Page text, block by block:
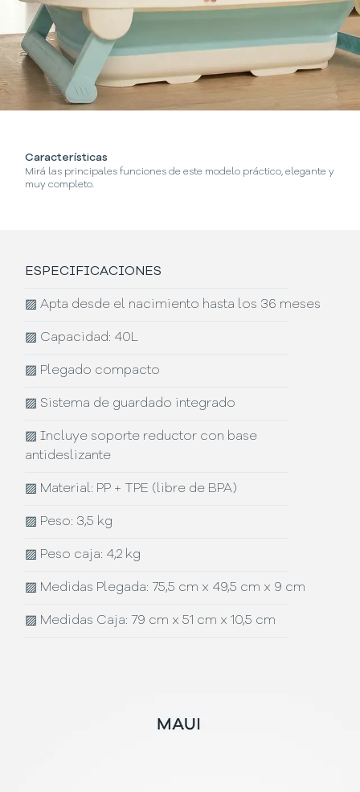
Características
Mirá las principales funciones de este modelo práctico, elegante y
muy completo.
ESPECIFICACIONES
▨Apta desde el nacimiento hasta los 36 meses
▨ Capacidad: 40L
▨ Plegado compacto
▨ Sistema de guardado integrado
▨Incluye soporte reductor con base
antideslizante
▨ Material: PP + TPE (libre de BPA)
▨ Peso: 3,5 kg
▨ Peso caja: 4,2 kg
▨ Medidas Plegada: 75,5 cm x 49,5 cm x 9 cm
▨ Medidas Caja: 79 cm x 51 cm x 10,5 cm